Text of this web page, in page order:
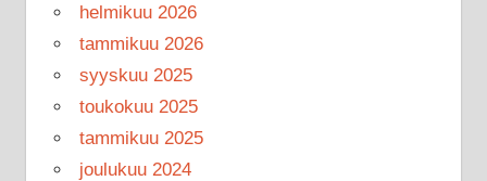
helmikuu 2026
tammikuu 2026
syyskuu 2025
toukokuu 2025
tammikuu 2025
joulukuu 2024